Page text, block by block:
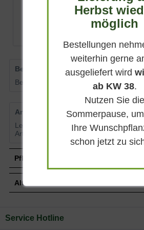
Artikel nicht
Bewertungen
1
Bewertungen lesen, schreiben und
Artikelfragen
0
Lesen Sie von weiteren Kunden
Artikel
Pflegehinweise
Pflanz- und Pflegetipps Colutea
Alternative Pflanzen
Sie suchen eine Alternative?
Herbst
möglich
Bestellungen
weiterhin gerne
ausgeliefert wird
ab KW 38.
Nutzen Sie die
Sommerpause,
Ihre
schon jetzt zu
Service Hotline